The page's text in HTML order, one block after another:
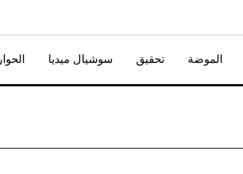
الموضة تحقيق سوشيال ميديا الحوار